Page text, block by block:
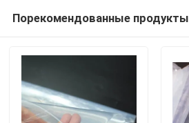
Порекомендованные продукты